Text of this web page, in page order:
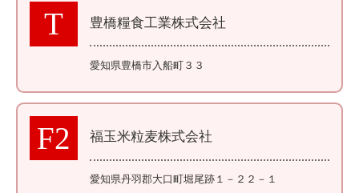
T 豊橋糧食工業株式会社
愛知県豊橋市入船町３３
F2 福玉米粒麦株式会社
愛知県丹羽郡大口町堀尾跡１－２２－１